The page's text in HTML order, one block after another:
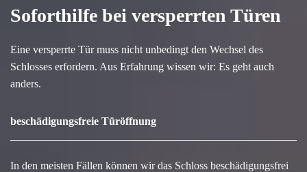
Soforthilfe bei versperrten Türen
Eine versperrte Tür muss nicht unbedingt den Wechsel des
Schlosses erfordern. Aus Erfahrung wissen wir: Es geht auch
anders.
beschädigungsfreie Türöffnung
In den meisten Fällen können wir das Schloss beschädigungsfrei